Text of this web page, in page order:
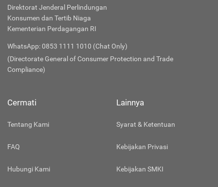
Direktorat Jenderal Perlindungan
Konsumen dan Tertib Niaga
Kementerian Perdagangan RI
WhatsApp: 0853 1111 1010 (Chat Only)
(Directorate General of Consumer Protection and Trade
Compliance)
Cermati
Tentang Kami
FAQ
Hubungi Kami
Lainnya
Syarat & Ketentuan
Kebijakan Privasi
Kebijakan SMKI